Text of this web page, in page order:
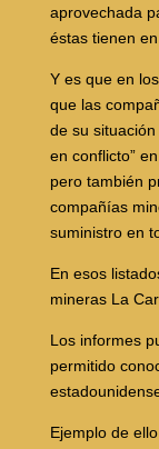
aprovechada
éstas tienen
Y es que en
que las
de su
en conflicto”
pero también
compañías
suministro en
En esos
mineras La
Los informes
permitido
Ejemplo de